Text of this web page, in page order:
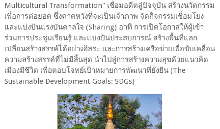
Multicultural Transformation" เชื่อมอดีตสู่ปัจจุบัน สร้างนวัตกรรม
เพื่อการต่อยอด ซึ่งคาดหวังที่จะเป็นเจ้าภาพ จัดกิจกรรมเชื่อมโยง
และแบ่งปันแรงบันดาลใจ (Sharing) อาทิ การเปิดโอกาสให้ผู้เข้า
ร่วมการประชุมเรียนรู้ และแบ่งปันประสบการณ์ สร้างพื้นที่แลก
เปลี่ยนสร้างสรรค์ได้อย่างอิสระ และการสร้างเครือข่ายเพื่อขับเคลื่อน
ความสร้างสรรค์ที่ไม่มีสิ้นสุด นำไปสู่การสร้างความสุขด้วยแนวคิด
เมืองมีชีวิต เพื่อตอบโจทย์เป้าหมายการพัฒนาที่ยั่งยืน (The
Sustainable Development Goals: SDGs)